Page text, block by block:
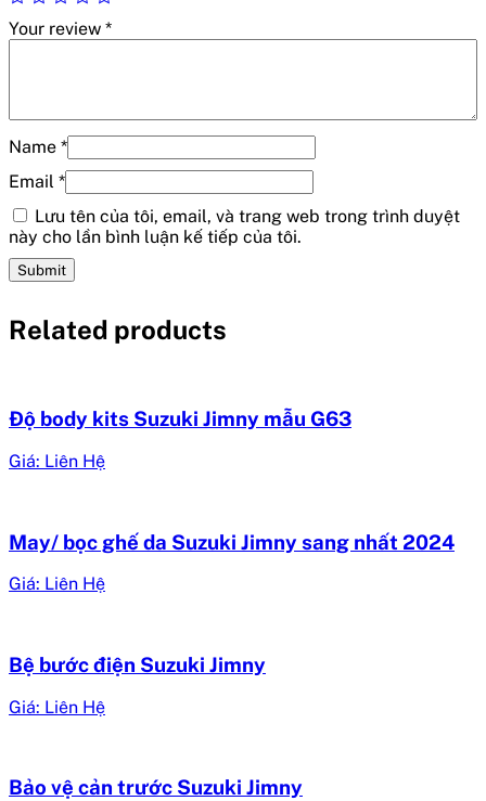
Your review *
Name *
Email *
Lưu tên của tôi, email, và trang web trong trình duyệt
này cho lần bình luận kế tiếp của tôi.
Related products
Độ body kits Suzuki Jimny mẫu G63
Giá: Liên Hệ
May/ bọc ghế da Suzuki Jimny sang nhất 2024
Giá: Liên Hệ
Bệ bước điện Suzuki Jimny
Giá: Liên Hệ
Bảo vệ cản trước Suzuki Jimny